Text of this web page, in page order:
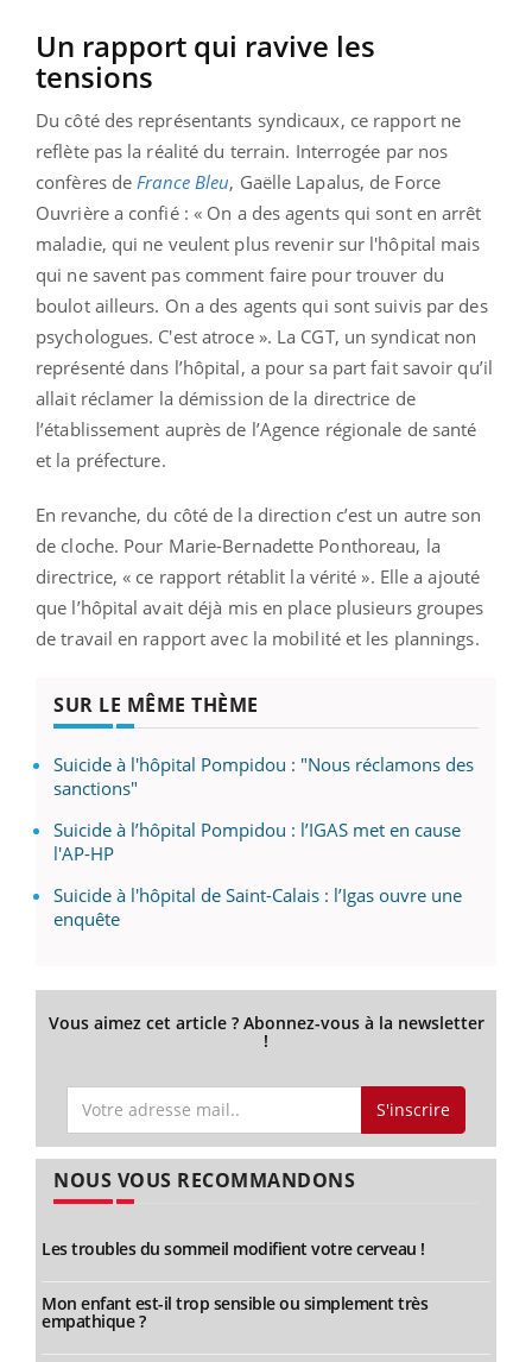
Un rapport qui ravive les
tensions
Du côté des représentants syndicaux, ce rapport ne
reflète pas la réalité du terrain. Interrogée par nos
confères de France Bleu, Gaëlle Lapalus, de Force
Ouvrière a confié : « On a des agents qui sont en arrêt
maladie, qui ne veulent plus revenir sur l'hôpital mais
qui ne savent pas comment faire pour trouver du
boulot ailleurs. On a des agents qui sont suivis par des
psychologues. C'est atroce ». La CGT, un syndicat non
représenté dans l’hôpital, a pour sa part fait savoir qu’il
allait réclamer la démission de la directrice de
l’établissement auprès de l’Agence régionale de santé
et la préfecture.
En revanche, du côté de la direction c’est un autre son
de cloche. Pour Marie-Bernadette Ponthoreau, la
directrice, « ce rapport rétablit la vérité ». Elle a ajouté
que l’hôpital avait déjà mis en place plusieurs groupes
de travail en rapport avec la mobilité et les plannings.
SUR LE MÊME THÈME
Suicide à l'hôpital Pompidou : "Nous réclamons des
sanctions"
Suicide à l’hôpital Pompidou : l’IGAS met en cause
l'AP-HP
Suicide à l'hôpital de Saint-Calais : l’Igas ouvre une
enquête
Vous aimez cet article ? Abonnez-vous à la newsletter
!
S'inscrire
NOUS VOUS RECOMMANDONS
Les troubles du sommeil modifient votre cerveau !
Mon enfant est-il trop sensible ou simplement très
empathique ?